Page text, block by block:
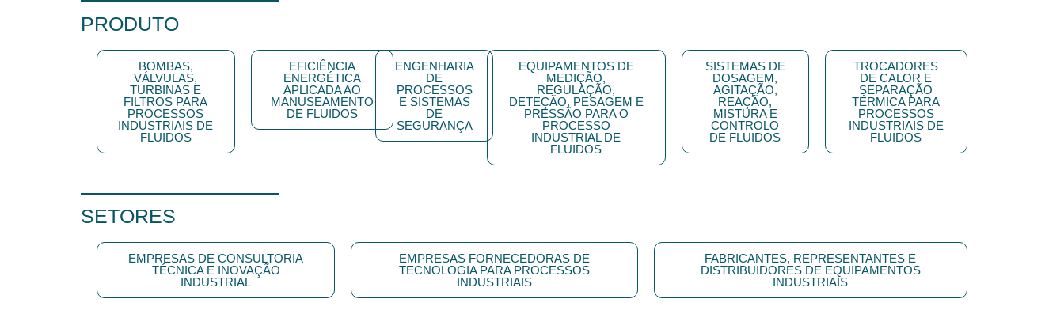
PRODUTO
BOMBAS,
VÁLVULAS,
TURBINAS E
FILTROS PARA
PROCESSOS
INDUSTRIAIS DE
FLUIDOS
EFICIÊNCIA
ENERGÉTICA
APLICADA AO
MANUSEAMENTO
DE FLUIDOS
ENGENHARIA
DE
PROCESSOS
E SISTEMAS
DE
SEGURANÇA
EQUIPAMENTOS DE
MEDIÇÃO,
REGULAÇÃO,
DETEÇÃO, PESAGEM E
PRESSÃO PARA O
PROCESSO
INDUSTRIAL DE
FLUIDOS
SISTEMAS DE
DOSAGEM,
AGITAÇÃO,
REAÇÃO,
MISTURA E
CONTROLO
DE FLUIDOS
TROCADORES
DE CALOR E
SEPARAÇÃO
TÉRMICA PARA
PROCESSOS
INDUSTRIAIS DE
FLUIDOS
SETORES
EMPRESAS DE CONSULTORIA
TÉCNICA E INOVAÇÃO
INDUSTRIAL
EMPRESAS FORNECEDORAS DE
TECNOLOGIA PARA PROCESSOS
INDUSTRIAIS
FABRICANTES, REPRESENTANTES E
DISTRIBUIDORES DE EQUIPAMENTOS
INDUSTRIAIS